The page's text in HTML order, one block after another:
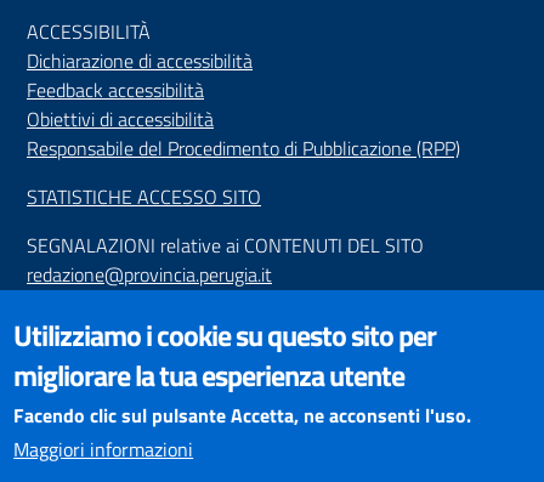
ACCESSIBILITÀ
Dichiarazione di accessibilità
Feedback accessibilità
Obiettivi di accessibilità
Responsabile del Procedimento di Pubblicazione (RPP)
STATISTICHE ACCESSO SITO
SEGNALAZIONI relative ai CONTENUTI DEL SITO
redazione@provincia.perugia.it
VISUALIZZAZIONE CONTENUTI
Il sito internet della Provincia di Perugia è ottimizzato per
essere visualizzato dai principali browser aggiornati. L'uso di
browser non aggiornati può creare problemi di visualizzazione
dei contenuti.
Utilizziamo i cookie su questo sito per
migliorare la tua esperienza utente
Facendo clic sul pulsante Accetta, ne acconsenti l'uso.
Maggiori informazioni